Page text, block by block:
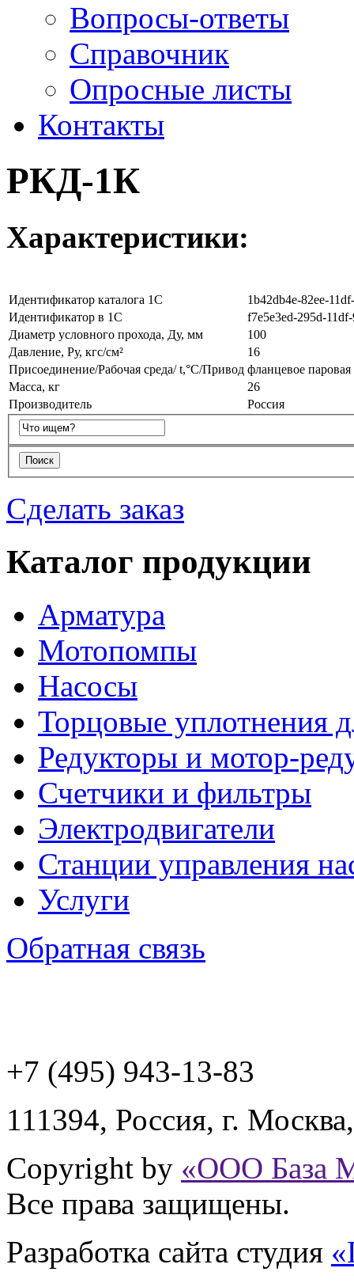
Вопросы-ответы
Справочник
Опросные листы
Контакты
РКД-1К
Характеристики:
Идентификатор каталога 1С
1b42db4e-82ee-
Идентификатор в 1С
f7e5e3ed-295d-
Диаметр условного прохода, Ду, мм
100
Давление, Ру, кгс/см²
16
Присоединение/Рабочая среда/ t,°C/Привод фланцевое
Масса, кг
26
Производитель
Россия
Сделать заказ
Каталог продукции
Арматура
Мотопомпы
Насосы
Торцовые уплотнения
Редукторы и мотор-
Счетчики и фильтры
Электродвигатели
Станции управления
Услуги
Обратная связь
+7 (495) 943-13-83
111394, Россия, г. Москва
Copyright by «ООО База
Все права защищены.
Разработка сайта студия